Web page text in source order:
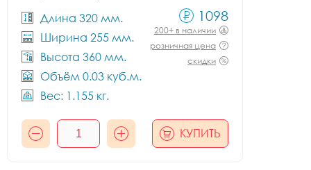
Длина 320 мм.
Ширина 255 мм.
Высота 360 мм.
Объём 0.03 куб.м.
Вес: 1.155 кг.
1098
200+ в наличии
розничная цена
скидки
КУПИТЬ